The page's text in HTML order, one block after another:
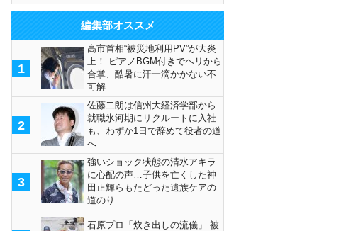
編集部オススメ
1
高市首相“被災地利用PV”が大炎
上！ ピアノBGM付きでヘリから
合掌、酷暑に汗一滴かかない不
可解
2
佐藤二朗は信州大経済学部から
就職氷河期にリクルートに入社
も、わずか1日で辞めて役者の道
へ
3
強いショック状態の清水アキラ
に心配の声…子供を亡くした神
田正輝らもたどった遺族ケアの
道のり
石原プロ「炊き出しの流儀」 被